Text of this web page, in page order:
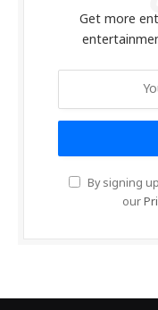
Get more
By signing
our